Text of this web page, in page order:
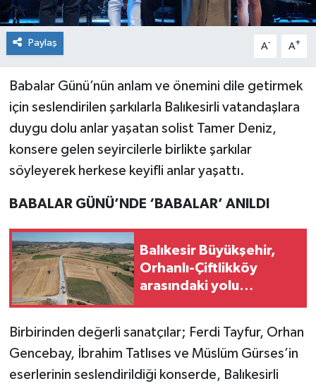
Paylaş A- A+
Babalar Günü’nün anlam ve önemini dile getirmek
için seslendirilen şarkılarla Balıkesirli vatandaşlara
duygu dolu anlar yaşatan solist Tamer Deniz,
konsere gelen seyircilerle birlikte şarkılar
söyleyerek herkese keyifli anlar yaşattı.
BABALAR GÜNÜ’NDE ‘BABALAR’ ANILDI
Balıkesir Büyükşehir,
Orhanlı-Çiftlikköy
arasındaki yolu
Birbirinden değerli sanatçılar; Ferdi Tayfur, Orhan
Gencebay, İbrahim Tatlıses ve Müslüm Gürses’in
eserlerinin seslendirildiği konserde, Balıkesirli